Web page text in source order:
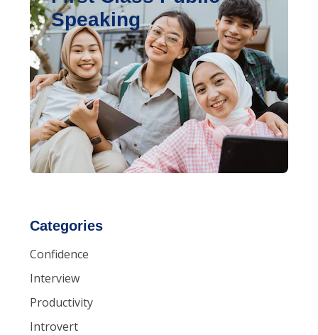
Categories
Confidence
Interview
Productivity
Introvert
Speaking